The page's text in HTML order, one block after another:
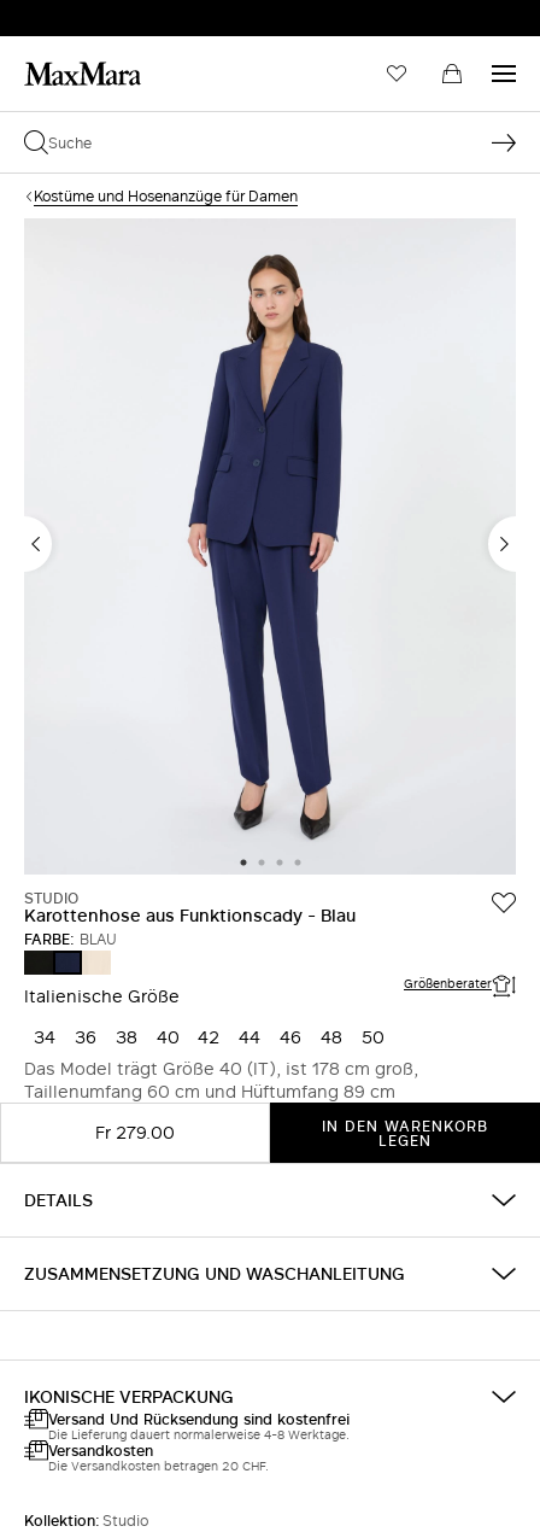
Kostüme und Hosenanzüge für Damen
STUDIO
Karottenhose aus Funktionscady - Blau
FARBE: BLAU
SCHWARZ
Italienische Größe Größenberater
34 36 38 40 42 44 46 48
50
Das Model trägt Größe 40 (IT), ist 178 cm groß,
Taillenumfang 60 cm und Hüftumfang 89 cm
Fr 279.00
IN DEN WARENKORB
LEGEN
DETAILS
ZUSAMMENSETZUNG UND WASCHANLEITUNG
IKONISCHE VERPACKUNG
Versand Und Rücksendung sind kostenfrei
Die Lieferung dauert normalerweise 4-8 Werktage.
Versandkosten
Die Versandkosten betragen 20 CHF.
Kollektion:Studio